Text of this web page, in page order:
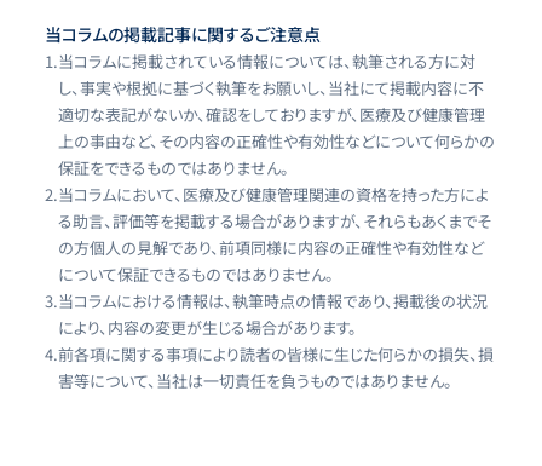
当コラムの掲載記事に関するご注意点
1.当コラムに掲載されている情報については、執筆される方に対
し、事実や根拠に基づく執筆をお願いし、当社にて掲載内容に不
適切な表記がないか、確認をしておりますが、医療及び健康管理
上の事由など、その内容の正確性や有効性などについて何らかの
保証をできるものではありません。
2.当コラムにおいて、医療及び健康管理関連の資格を持った方によ
る助言、評価等を掲載する場合がありますが、それらもあくまでそ
の方個人の見解であり、前項同様に内容の正確性や有効性など
について保証できるものではありません。
3.当コラムにおける情報は、執筆時点の情報であり、掲載後の状況
により、内容の変更が生じる場合があります。
4.前各項に関する事項により読者の皆様に生じた何らかの損失、損
害等について、当社は一切責任を負うものではありません。